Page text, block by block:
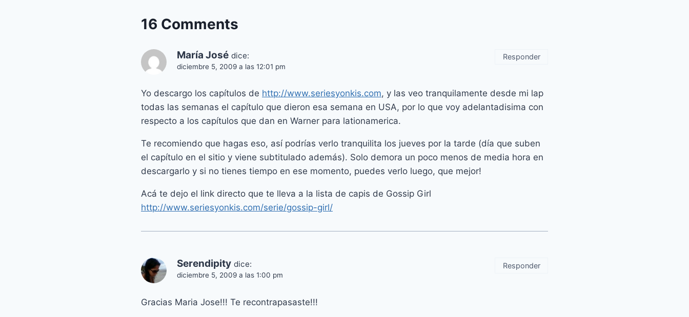
16 Comments
María José dice:
diciembre 5, 2009 a las 12:01 pm
Yo descargo los capítulos de http://www.seriesyonkis.com, y las veo tranquilamente desde mi lap
todas las semanas el capítulo que dieron esa semana en USA, por lo que voy adelantadisima con
respecto a los capítulos que dan en Warner para lationamerica.
Te recomiendo que hagas eso, así podrías verlo tranquilita los jueves por la tarde (día que suben
el capítulo en el sitio y viene subtitulado además). Solo demora un poco menos de media hora en
descargarlo y si no tienes tiempo en ese momento, puedes verlo luego, que mejor!
Acá te dejo el link directo que te lleva a la lista de capis de Gossip Girl
http://www.seriesyonkis.com/serie/gossip-girl/
Responder
Serendipity dice:
diciembre 5, 2009 a las 1:00 pm
Gracias Maria Jose!!! Te recontrapasaste!!!
Responder